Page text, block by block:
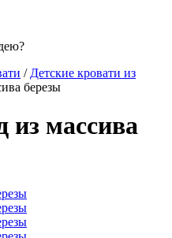
/ Детские кровати из
березы
из массива